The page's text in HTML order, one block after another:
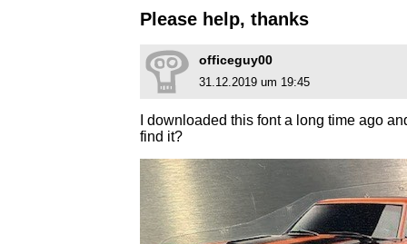
Please help, thanks
officeguy00
31.12.2019 um 19:45
I downloaded this font a long time ago
find it?